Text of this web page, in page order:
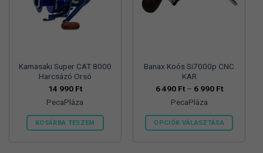
termékoldalon
Kamasaki Super CAT 8000
Harcsázó Orsó
14 990 Ft
PecaPláza
KOSÁRBA TESZEM
Banax Koós Si7000p CNC
KAR
6 490 Ft – 6 990 Ft
6
990 Ft
PecaPláza
OPCIÓK VÁLASZTÁSA